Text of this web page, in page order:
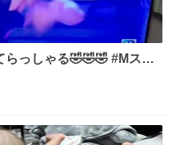
っしゃる🤣🤣🤣 #Mステ